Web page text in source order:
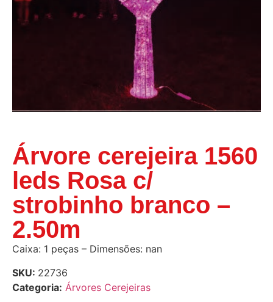
Árvore cerejeira 1560
leds Rosa c/
strobinho branco –
2.50m
Caixa: 1 peças – Dimensões: nan
SKU: 22736
Categoria: Árvores Cerejeiras